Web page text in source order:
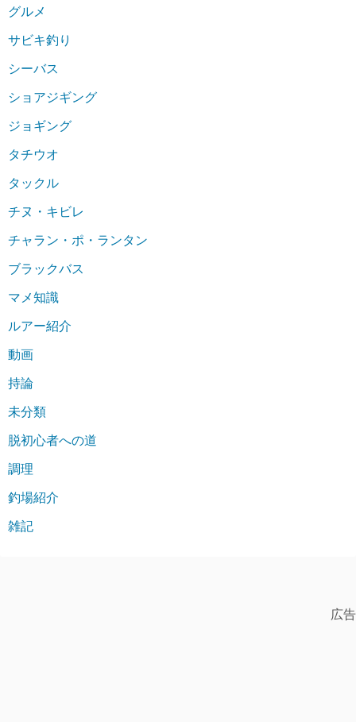
グルメ
サビキ釣り
シーバス
ショアジギング
ジョギング
タチウオ
タックル
チヌ・キビレ
チャラン・ポ・ランタン
ブラックバス
マメ知識
ルアー紹介
動画
持論
未分類
脱初心者への道
調理
釣場紹介
雑記
広告